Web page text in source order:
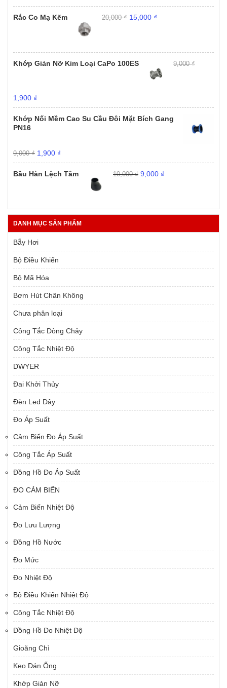
Rắc Co Mạ Kẽm
20,000₫
gốc
15,000 ₫
Khớp Giản Nỡ Kim Loại CaPo 100ES
9,000₫
Giá
gốc
là:
9,000 ₫.
1,900 ₫
hiện
tại
Khớp Nối Mềm Cao Su Cầu Đôi Mặt Bích Gang
PN16
9,000₫ Giá
gốc
9,000 ₫.
1,900 ₫
hiện
tại
Bầu Hàn Lệch Tâm 10,000₫
gốc
9,000 ₫
DANH MỤC SẢN PHẨM
Bẫy Hơi
Bộ Điều Khiển
Bộ Mã Hóa
Bơm Hút Chân Không
Chưa phân loại
Công Tắc Dòng Chảy
Công Tắc Nhiệt Độ
DWYER
Đai Khởi Thủy
Đèn Led Dây
Đo Áp Suất
Cảm Biến Đo Áp Suất
Công Tắc Áp Suất
Đồng Hồ Đo Áp Suất
ĐO CẢM BIẾN
Cảm Biến Nhiệt Độ
Đo Lưu Lượng
Đồng Hồ Nước
Đo Mức
Đo Nhiệt Độ
Bộ Điều Khiển Nhiệt Độ
Công Tắc Nhiệt Độ
Đồng Hồ Đo Nhiệt Độ
Gioăng Chì
Keo Dán Ống
Khớp Giản Nỡ